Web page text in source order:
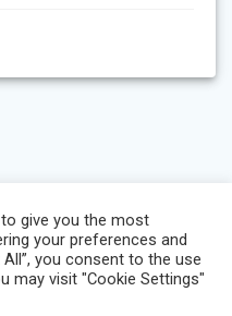
give you the most
your preferences and
you consent to the use
may visit "Cookie Settings"